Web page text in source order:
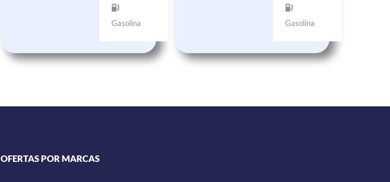
Gasolina Gasolina
OFERTAS POR MARCAS